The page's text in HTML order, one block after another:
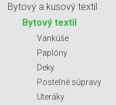
Bytový a kusový textil
Bytový textil
Vankúše
Paplóny
Deky
Posteľné súpravy
Uteráky